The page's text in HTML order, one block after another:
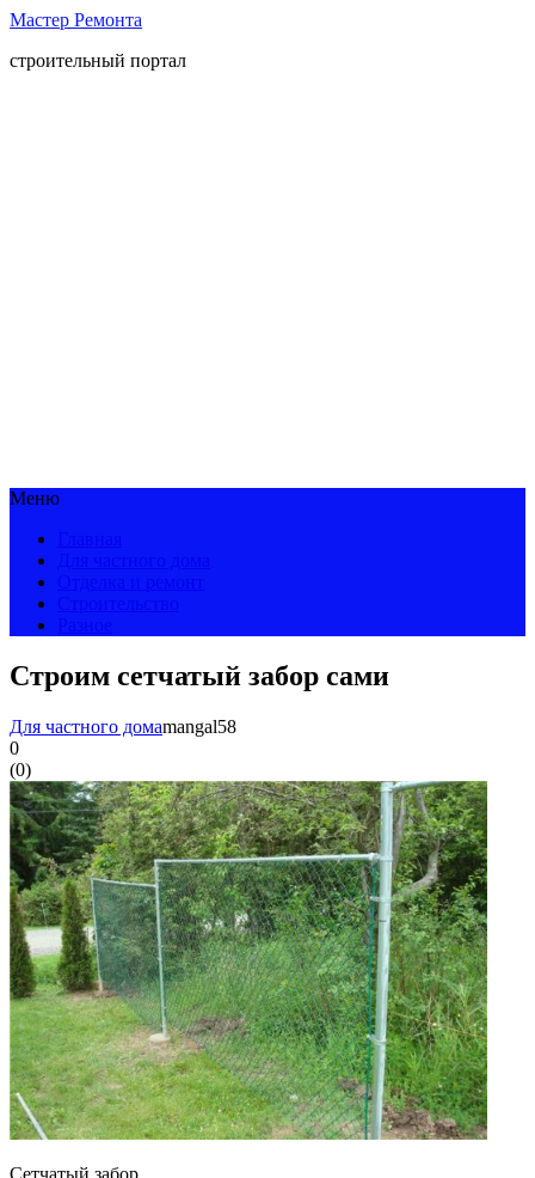
Мастер Ремонта
строительный портал
Меню
Строим сетчатый забор сами
Для частного домаmangal58
0
(0)
Сетчатый забор